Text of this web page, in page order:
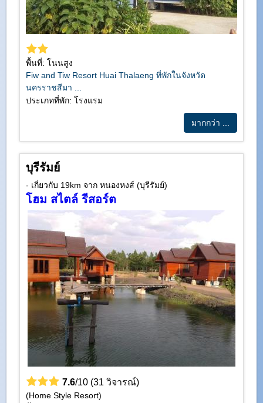
พื้นที่: โนนสูง
Fiw and Tiw Resort Huai Thalaeng ที่พักในจังหวัด
นครราชสีมา ...
ประเภทที่พัก: โรงแรม
มากกว่า ...
บุรีรัมย์
- เกี่ยวกับ 19km จาก หนองหงส์ (บุรีรัมย์)
โฮม สไตล์ รีสอร์ต
7.6/10 (31 วิจารณ์)
(Home Style Resort)